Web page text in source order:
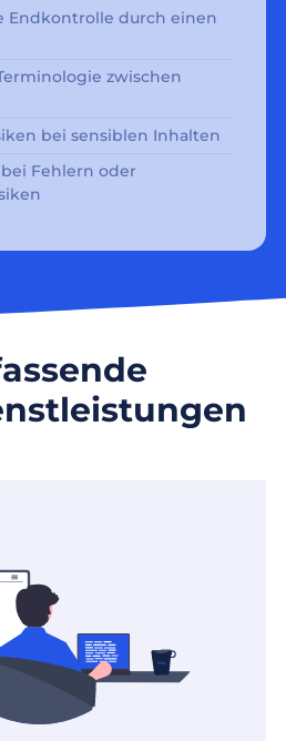
Endkontrolle durch einen
zwischen
bei sensiblen Inhalten
Fehlern oder